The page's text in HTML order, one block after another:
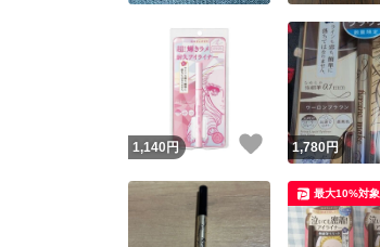
1,140 円 いいね！
1,780円
最大10%対象